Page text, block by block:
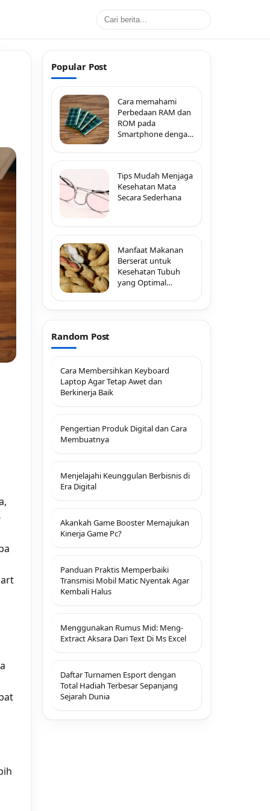
Popular Post
Cara memahami
Perbedaan RAM dan
ROM pada
Smartphone dengan
Tips Mudah Menjaga
Kesehatan Mata
Secara Sederhana
Manfaat Makanan
Berserat untuk
Kesehatan Tubuh
yang Optimal
Random Post
Cara Membersihkan Keyboard
Laptop Agar Tetap Awet dan
Berkinerja Baik
Pengertian Produk Digital dan Cara
Membuatnya
Menjelajahi Keunggulan Berbisnis di
Era Digital
Akankah Game Booster Memajukan
Kinerja Game Pc?
Panduan Praktis Memperbaiki
Transmisi Mobil Matic Nyentak Agar
Kembali Halus
Menggunakan Rumus Mid: Meng-
Extract Aksara Dari Text Di Ms Excel
Daftar Turnamen Esport dengan
Total Hadiah Terbesar Sepanjang
Sejarah Dunia